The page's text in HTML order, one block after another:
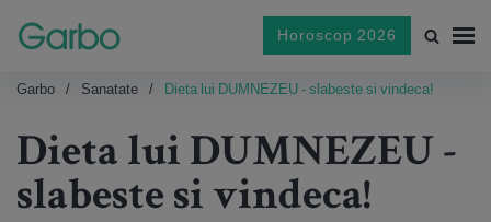
Horoscop 2026
Garbo Sanatate Dieta lui DUMNEZEU - slabeste si vindeca!
Dieta lui DUMNEZEU -
slabeste si vindeca!